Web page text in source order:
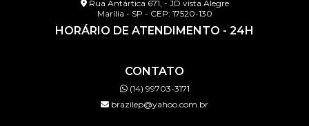
Rua Antártica 671, - JD vista Alegre
Marília - SP - CEP: 17520-130
HORÁRIO DE ATENDIMENTO - 24H
CONTATO
(14) 99703-3171
brazilep@yahoo.com.br